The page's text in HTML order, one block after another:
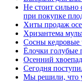
Не стоит сильно
при покупке
Хиты продаж
Хризантема
Сосны кедровые
Ёлочки голубые
Осенний
Сегодня
Мы решили, что у